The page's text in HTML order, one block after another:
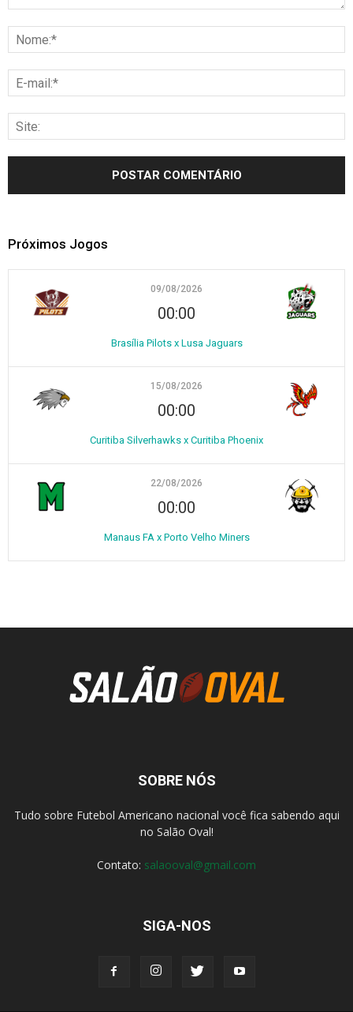
Próximos Jogos
09/08/2026
00:00
Brasília Pilots x Lusa Jaguars
15/08/2026
00:00
Curitiba Silverhawks x Curitiba Phoenix
22/08/2026
00:00
Manaus FA x Porto Velho Miners
SOBRE NÓS
Tudo sobre Futebol Americano nacional você fica sabendo aqui
no Salão Oval!
Contato: salaooval@gmail.com
SIGA-NOS